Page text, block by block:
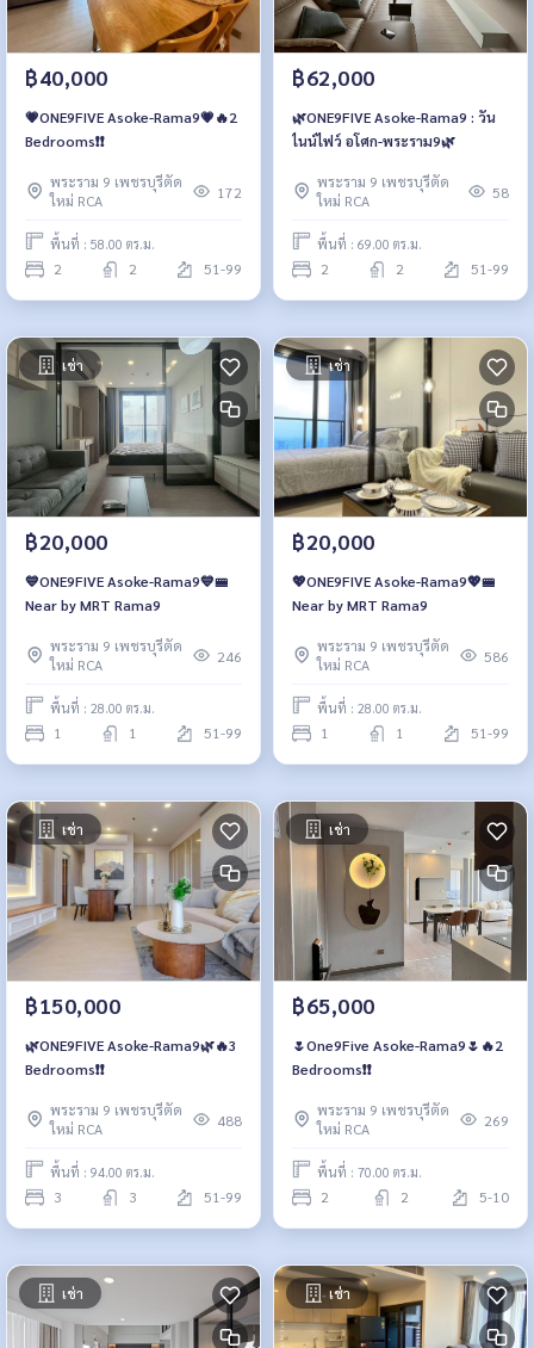
฿40,000
💗ONE9FIVE Asoke-Rama9💗🔥2
Bedrooms❗️❗️
พระราม 9 เพชรบุรีตัด
ใหม่ RCA
172
พื้นที่ : 58.00 ตร.ม.
2 2 51-99
฿62,000
🌿ONE9FIVE Asoke-Rama9 : วัน
ไนน์ไฟว์ อโศก-พระราม9🌿
พระราม 9 เพชรบุรีตัด
ใหม่ RCA
58
พื้นที่ : 69.00 ตร.ม.
2 2 51-99
เช่า
฿20,000
💙ONE9FIVE Asoke-Rama9💙🚝
Near by MRT Rama9
พระราม 9 เพชรบุรีตัด
ใหม่ RCA
246
พื้นที่ : 28.00 ตร.ม.
1 1 51-99
เช่า
฿20,000
💖ONE9FIVE Asoke-Rama9💖🚝
Near by MRT Rama9
พระราม 9 เพชรบุรีตัด
ใหม่ RCA
586
พื้นที่ : 28.00 ตร.ม.
1 1 51-99
เช่า
฿150,000
🌿ONE9FIVE Asoke-Rama9🌿🔥3
Bedrooms❗️❗️
พระราม 9 เพชรบุรีตัด
ใหม่ RCA
488
พื้นที่ : 94.00 ตร.ม.
3 3 51-99
เช่า
฿65,000
🌷One9Five Asoke-Rama9🌷🔥2
Bedrooms❗️❗️
พระราม 9 เพชรบุรีตัด
ใหม่ RCA
269
พื้นที่ : 70.00 ตร.ม.
2 2 5-10
เช่า เช่า